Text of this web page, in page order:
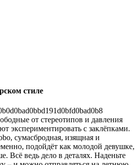
стиле
от стереотипов и давления
экспериментировать с заклёпками.
сумасбродная, изящная и
подойдёт как молодой девушке,
Всё ведь дело в деталях. Наденьте